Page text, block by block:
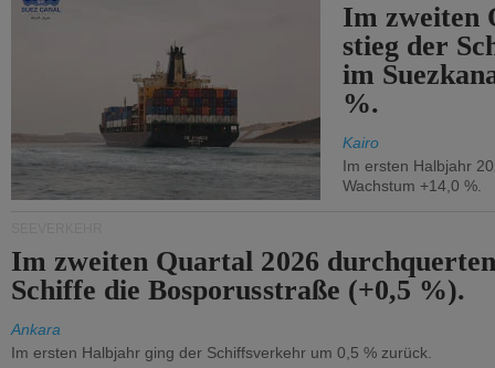
Im zweiten
stieg der
im
%.
Kairo
Im ersten Halbjahr
Wachstum +14,0 %.
Im zweiten Quartal 2026
Schiffe die Bosporusstraße (+0,5 %).
Ankara
Im ersten Halbjahr ging der Schiffsverkehr um 0,5 % zurück.